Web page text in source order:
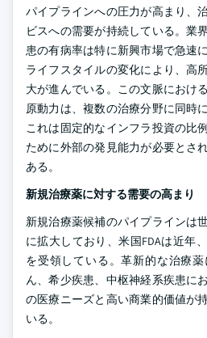
パイプラインへの圧力が高まり、
ビスへの需要が持続している。業
患の有病率は特に新興市場で急速
ライフスタイルの変化により、高
大が進んでいる。この文脈におけ
原動力は、複数の治療分野に同時
これは固定的なインフラ投資の比
ために外部の発見能力が必要とさ
ある。
新規治療薬に対する需要の高まり
新規治療薬候補のパイプラインは
に拡大しており、米国FDAは近年
を受領している。革新的な治療
ん、希少疾患、中枢神経系疾患に
の医療ニーズと高い商業的価値が
いる。